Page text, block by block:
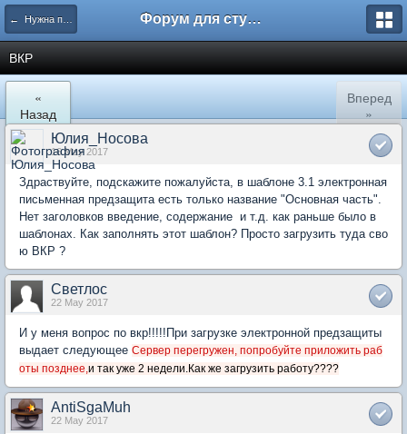
← Нужна помощь Форум для студента СГА
ВКР
«
Назад
Вперед
»
Юлия_Носова
16 May 2017
Здраствуйте, подскажите пожалуйста, в шаблоне 3.1 электронная
письменная предзащита есть только название "Основная часть".
Нет заголовков введение, содержание и т.д. как раньше было в
шаблонах. Как заполнять этот шаблон? Просто загрузить туда сво
ю ВКР ?
Светлос
22 May 2017
И у меня вопрос по вкр!!!!!При загрузке электронной предзащиты
выдает следующее Сервер перегружен, попробуйте приложить раб
оты позднее,и так уже 2 недели.Как же загрузить работу????
AntiSgaMuh
22 May 2017